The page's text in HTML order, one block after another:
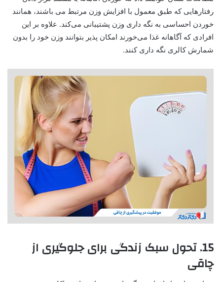
رفتارهایی که طبق معمول با افزایش وزن مرتبط می باشند، همانند
خوردن احساسی به نگه داری وزن پشتیبانی می‌کند. علاوه بر این
افرادی که آگاهانه غذا می‌خورند امکان پذیر بتوانند وزن خود را بدون
شمارش کالری نگه داری کنند.
15. تحول سبک زندگی برای جلوگیری از
چاقی